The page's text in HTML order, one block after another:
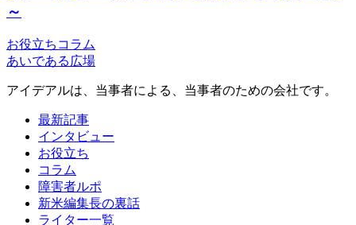
～
お役立ち コラム
あいである広場
アイデアルは、当事者による、当事者のための会社です。
最新記事
インタビュー
お役立ち
コラム
障害者ルポ
新米編集長の裏話
ライター一覧